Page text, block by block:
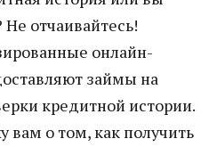
отчаивайтесь!
онлайн-
займы на
кредитной истории.
вам о том, как получить